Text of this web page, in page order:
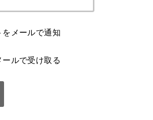
メールで通知
ルで受け取る